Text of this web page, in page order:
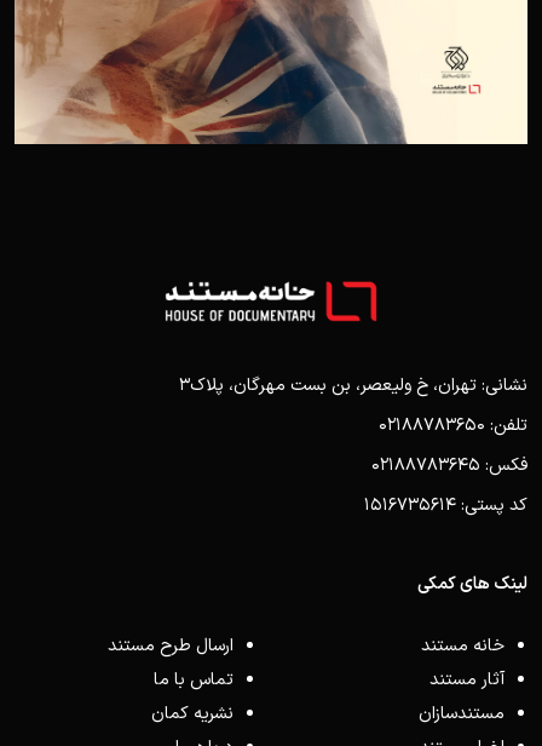
نشانی: تهران، خ ولیعصر، بن بست مهرگان، پلاک3
تلفن: 02188783650
فکس: 02188783645
کد پستی: 1516735614
لینک های کمکی
خانه مستند
آثار مستند
مستندسازان
ارسال طرح مستند
تماس با ما
نشریه کمان